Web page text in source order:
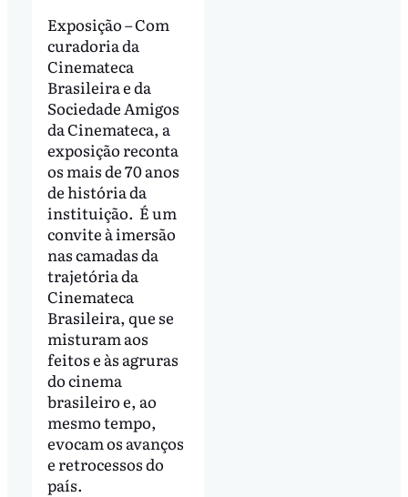
Exposição – Com
curadoria da
Cinemateca
Brasileira e da
Sociedade Amigos
da Cinemateca, a
exposição reconta
os mais de 70 anos
de história da
instituição. É um
convite à imersão
nas camadas da
trajetória da
Cinemateca
Brasileira, que se
misturam aos
feitos e às agruras
do cinema
brasileiro e, ao
mesmo tempo,
evocam os avanços
e retrocessos do
país.